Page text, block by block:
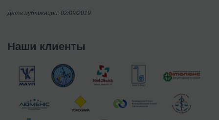
Дата публикации: 02/09/2019
Наши клиенты